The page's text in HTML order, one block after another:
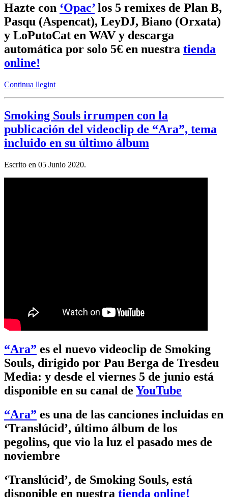
Hazte con ‘Opac’los 5 remixes de Plan B,
Pasqu (Aspencat), LeyDJ, Biano (Orxata)
y LoPutoCat en WAV y descarga
automática por solo 5€ en nuestra tienda
online!
Continua llegint
Smoking Souls irrumpen con la
publicación del videoclip de “Ara”, tema
incluido en su último álbum
Escrito en 05 Junio 2020.
“Ara” es el nuevo videoclip de Smoking
Souls, dirigido por Pau Berga de Tresdeu
Media: y desde el viernes 5 de junio está
disponible en su canal de YouTube
“Ara” es una de las canciones incluidas en
‘Translúcid’, último álbum de los
pegolins, que vio la luz el pasado mes de
noviembre
‘Translúcid’, de Smoking Souls, está
disponible en nuestra tienda online!